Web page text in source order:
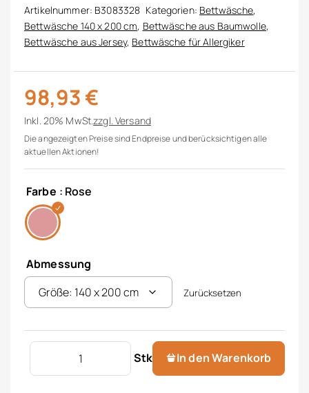
Artikelnummer: B3083328 Kategorien: Bettwäsche,
Bettwäsche 140 x 200 cm, Bettwäsche aus Baumwolle,
Bettwäsche aus Jersey, Bettwäsche für Allergiker
98,93€
Inkl. 20% MwSt.zzgl. Versand
Die angezeigten Preise sind Endpreise und berücksichtigen alle
aktuellen Aktionen!
Farbe : Rose
Abmessung
Zurücksetzen
Stk
Jersey Modal Bettwäsche Menge
In den Warenkorb